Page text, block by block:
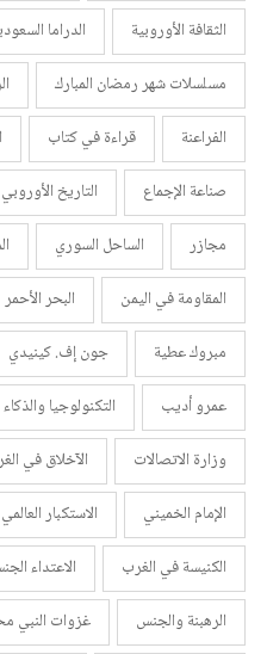
الثقافة الأوروبية
الدراما
مسلسلات شهر رمضان المبارك
الفراعنة
قراءة في كتاب
صناعة الإجماع
التاريخ
مجازر
الساحل السوري
المقاومة في اليمن
البحر الأحمر
مبروك عطية
جون إف. كينيدي
عمرو أديب
التكنولوجيا
وزارة الاتصالات
الآخلاق في
الإمام الخميني
الاستكبار العالمي
الكنيسة في الغرب
الاعتداء
الرهبنة والجنس
غزوات